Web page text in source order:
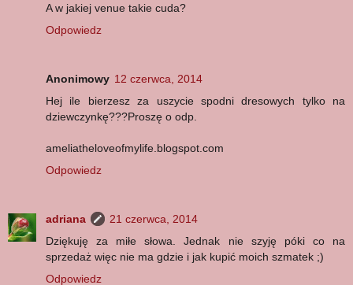
A w jakiej venue takie cuda?
Odpowiedz
Anonimowy 12 czerwca, 2014
Hej ile bierzesz za uszycie spodni dresowych tylko na
dziewczynkę???Proszę o odp.
ameliatheloveofmylife.blogspot.com
Odpowiedz
adriana
21 czerwca, 2014
Dziękuję za miłe słowa. Jednak nie szyję póki co na
sprzedaż więc nie ma gdzie i jak kupić moich szmatek ;)
Odpowiedz